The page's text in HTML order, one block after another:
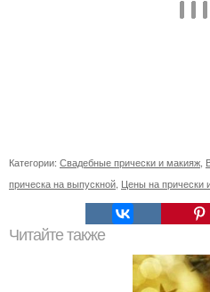
Категории: Свадебные прически и макияж
прическа на выпускной Цены на прически
Читайте также